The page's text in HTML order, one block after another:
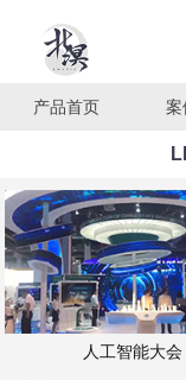
产品首页 案
人工智能大会